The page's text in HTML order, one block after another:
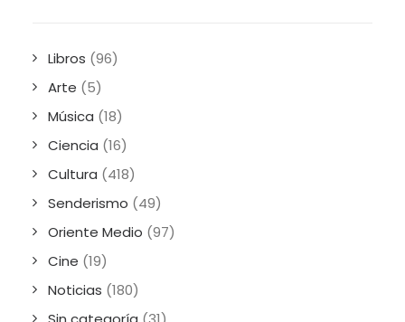
Libros (96)
Arte (5)
Música (18)
Ciencia (16)
Cultura (418)
Senderismo (49)
Oriente Medio (97)
Cine (19)
Noticias (180)